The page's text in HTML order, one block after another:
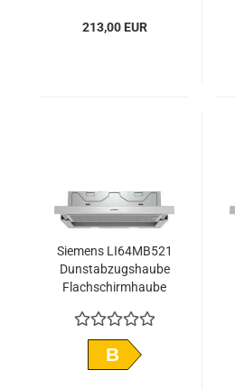
213,00 EUR
Siemens LI64MB521
Dunstabzugshaube
Flachschirmhaube
B